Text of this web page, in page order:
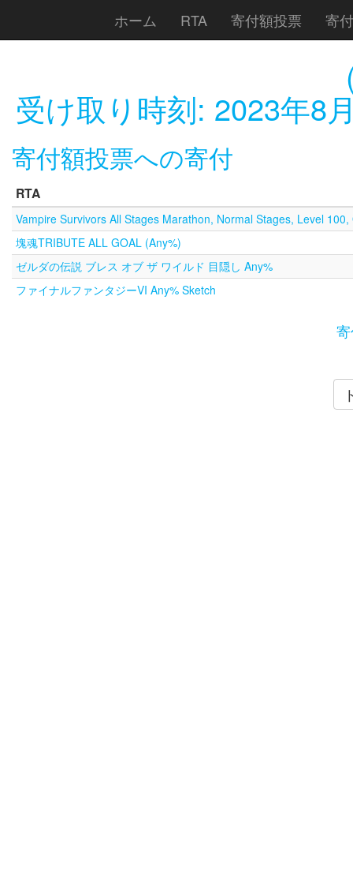
ホーム RTA 寄付額投票 寄
受け取り時刻: 2023年8
寄付額投票への寄付
RTA
Vampire Survivors All Stages Marathon, Normal Stages, Level
塊魂TRIBUTE ALL GOAL (Any%)
ゼルダの伝説 ブレス オブ ザ ワイルド 目隠し Any%
ファイナルファンタジーVI Any% Sketch